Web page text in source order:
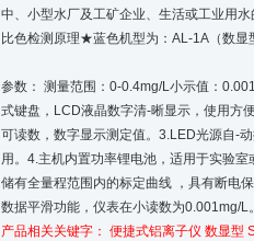
中、小型水厂及工矿企业、生活或工业用
比色检测原理★蓝色机型为：AL-1A（数显
参数： 测量范围：0-0.4mg/L小示值：
式键盘，LCD液晶数字清-晰显示，使用方
可读数，数字显示测定值。3.LED光源自-
用。4.主机内置功率锂电池，适用于实验
储有全量程范围内的标定曲线 ，具有断电
数据平滑功能，仪表在小读数为0.001mg/L。
产品相关关键字： 便捷式铝离子仪 数显型